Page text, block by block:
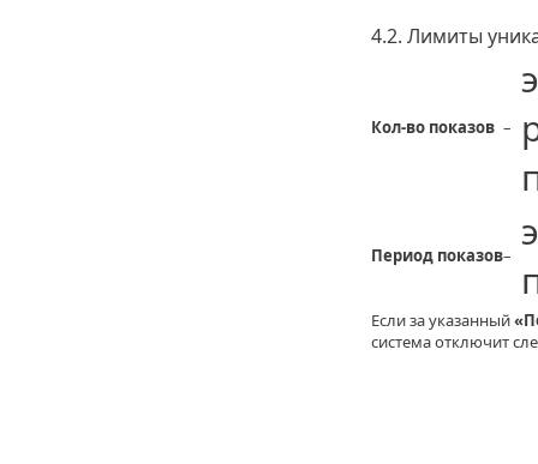
4.2. Лимиты
Кол-во показов –
Период показов–
Если за указанный
система отключит